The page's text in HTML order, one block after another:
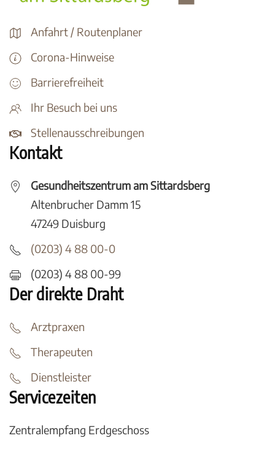
Anfahrt / Routenplaner
Corona-Hinweise
Barrierefreiheit
Ihr Besuch bei uns
Stellenausschreibungen
Kontakt
Gesundheitszentrum am Sittardsberg
Altenbrucher Damm 15
47249 Duisburg
(0203) 4 88 00-0
(0203) 4 88 00-99
Der direkte Draht
Arztpraxen
Therapeuten
Dienstleister
Servicezeiten
Zentralempfang Erdgeschoss